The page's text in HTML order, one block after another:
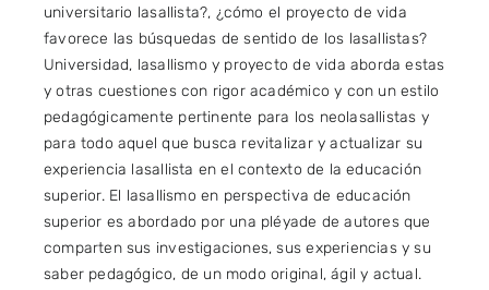
universitario lasallista?, ¿cómo el proyecto de vida
favorece las búsquedas de sentido de los lasallistas?
Universidad, lasallismo y proyecto de vida aborda estas
y otras cuestiones con rigor académico y con un estilo
pedagógicamente pertinente para los neolasallistas y
para todo aquel que busca revitalizar y actualizar su
experiencia lasallista en el contexto de la educación
superior. El lasallismo en perspectiva de educación
superior es abordado por una pléyade de autores que
comparten sus investigaciones, sus experiencias y su
saber pedagógico, de un modo original, ágil y actual.